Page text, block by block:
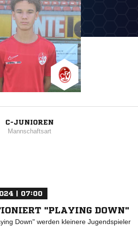
C-JUNIOREN
Mannschaftsart
| 07:00
"PLAYING DOWN"
Down" werden kleinere Jugendspieler